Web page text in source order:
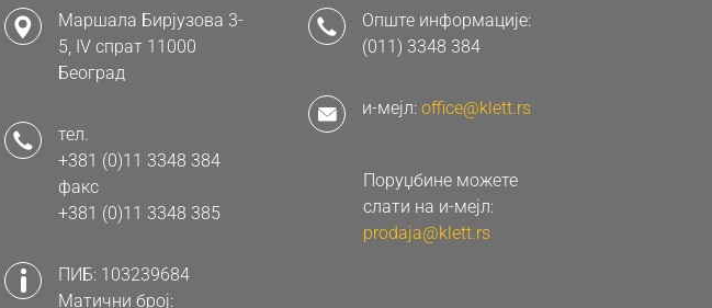
Маршала Бирјузова 3-
5, IV спрат 11000
Београд
тел.
+381 (0)11 3348 384
факс
+381 (0)11 3348 385
ПИБ: 103239684
Матични број:
Опште информације:
(011) 3348 384
и-мејл: office@klett.rs
Поруџбине можете
слати на и-мејл:
prodaja@klett.rs